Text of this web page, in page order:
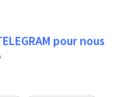
pour nous